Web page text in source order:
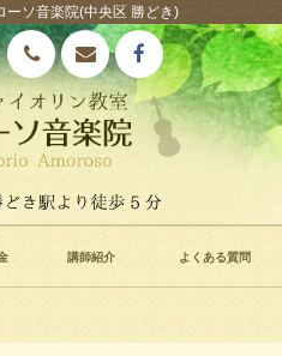
ーソ音楽院(中央区 勝どき)
講師紹介 よくある質問